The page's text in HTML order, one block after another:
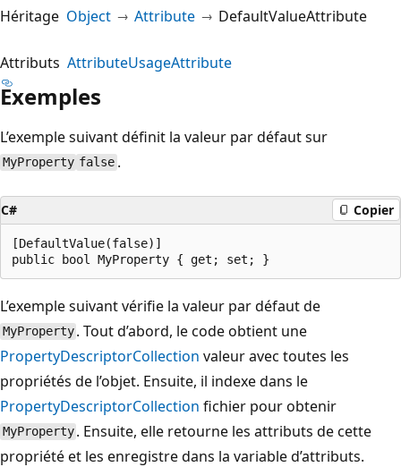
Héritage Object Attribute DefaultValueAttribute
Attributs AttributeUsageAttribute
Exemples
L’exemple suivant définit la valeur par défaut sur
MyProperty false.
C# Copier
[DefaultValue(false)]
L’exemple suivant vérifie la valeur par défaut de
MyProperty . Tout d’abord, le code obtient une
PropertyDescriptorCollection valeur avec toutes les
propriétés de l’objet. Ensuite, il indexe dans le
PropertyDescriptorCollection fichier pour obtenir
MyProperty . Ensuite, elle retourne les attributs de cette
propriété et les enregistre dans la variable d’attributs.